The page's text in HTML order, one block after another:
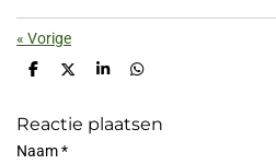
« Vorige
D
e
D
l
S
r
D
e
Reactie plaatsen
Naam *